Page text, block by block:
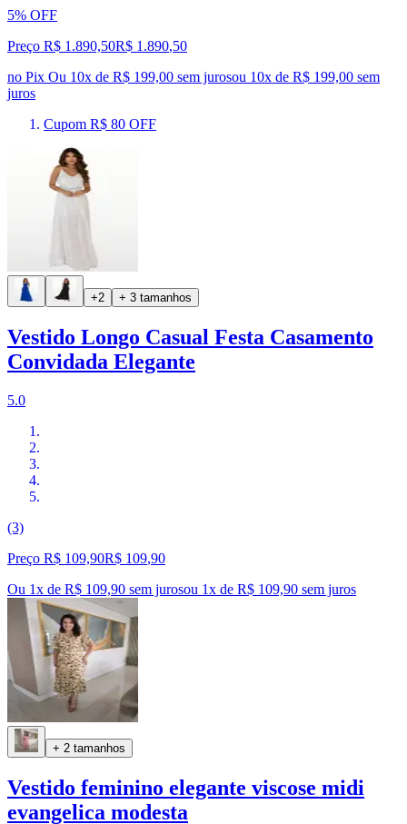
5% OFF
Preço R$ 1.890,50R$ 1.890,50
no Pix Ou 10x de R$ 199,00 sem jurosou 10x de R$ 199,00 sem
juros
Cupom R$ 80 OFF
+2 + 3 tamanhos
Vestido Longo Casual Festa Casamento
Convidada Elegante
5.0
(3)
Preço R$ 109,90R$ 109,90
Ou 1x de R$ 109,90 sem jurosou 1x de R$ 109,90 sem juros
+ 2 tamanhos
Vestido feminino elegante viscose midi
evangelica modesta